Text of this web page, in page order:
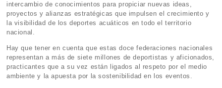
intercambio de conocimientos para propiciar nuevas ideas,
proyectos y alianzas estratégicas que impulsen el crecimiento y
la visibilidad de los deportes acuáticos en todo el territorio
nacional.
Hay que tener en cuenta que estas doce federaciones nacionales
representan a más de siete millones de deportistas y aficionados,
practicantes que a su vez están ligados al respeto por el medio
ambiente y la apuesta por la sostenibilidad en los eventos.